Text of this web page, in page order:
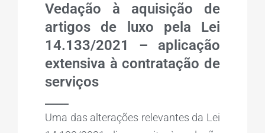
Vedação à aquisição de
artigos de luxo pela Lei
14.133/2021 – aplicação
extensiva à contratação de
serviços
Uma das alterações relevantes da Lei